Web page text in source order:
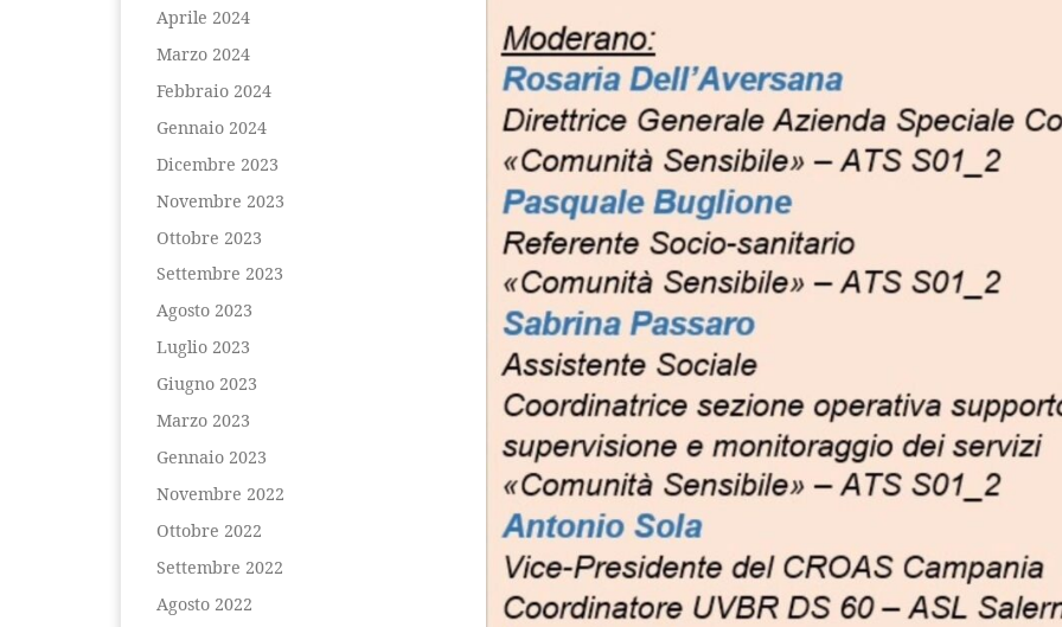
Aprile 2024
Marzo 2024
Febbraio 2024
Gennaio 2024
Dicembre 2023
Novembre 2023
Ottobre 2023
Settembre 2023
Agosto 2023
Luglio 2023
Giugno 2023
Marzo 2023
Gennaio 2023
Novembre 2022
Ottobre 2022
Settembre 2022
Agosto 2022